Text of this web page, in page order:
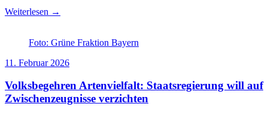
Weiterlesen →
Foto: Grüne Fraktion Bayern
11. Februar 2026
Volksbegehren Artenvielfalt: Staatsregierung will auf
Zwischenzeugnisse verzichten